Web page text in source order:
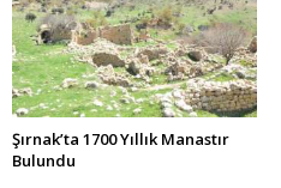
Şırnak’ta 1700 Yıllık Manastır
Bulundu